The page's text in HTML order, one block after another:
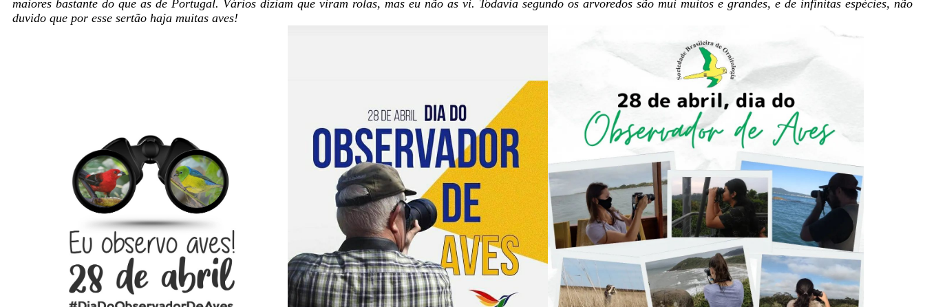
maiores bastante do que as de Portugal. Vários diziam que viram rolas, mas eu não as vi. Todavia segundo os arvoredos são mui muitos e grandes, e de infinitas espécies, não
duvido que por esse sertão haja muitas aves!